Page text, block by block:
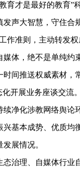
育才是最好的教育
声大智慧，守住
作准则，主动转发
，绝不是单纯约
间推送权威素材
化开展业务座谈交
净化涉教网络舆论
本成势、优质均
展情况。
理、自媒体行业